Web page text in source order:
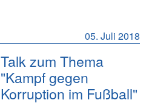
05. Juli 2018
Talk zum Thema
"Kampf gegen
Korruption im Fußball"